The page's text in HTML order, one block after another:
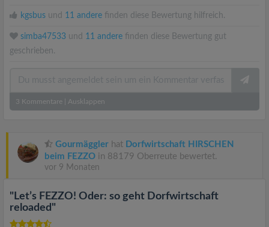
kgsbus und 11 andere finden diese Bewertung hilfreich.
simba47533 und 11 andere finden diese Bewertung gut
geschrieben.
3 Kommentare Ausklappen
Gourmäggler hat Dorfwirtschaft HIRSCHEN
beim FEZZO in 88179 Oberreute bewertet.
vor 9 Monaten
"Let’s FEZZO! Oder: so geht Dorfwirtschaft
reloaded"